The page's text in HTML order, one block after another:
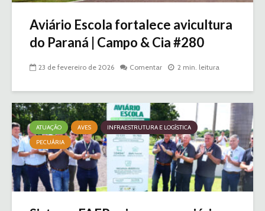
Aviário Escola fortalece avicultura
do Paraná | Campo & Cia #280
23 de fevereiro de 2026 Comentar 2 min. leitura
ATUAÇÃO AVES
INFRAESTRUTURA E LOGÍSTICA
PECUÁRIA